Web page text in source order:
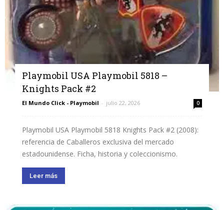
Playmobil USA Playmobil 5818 –
Knights Pack #2
El Mundo Click - Playmobil - julio 22, 2026 0
Playmobil USA Playmobil 5818 Knights Pack #2 (2008):
referencia de Caballeros exclusiva del mercado
estadounidense. Ficha, historia y coleccionismo.
Leer más